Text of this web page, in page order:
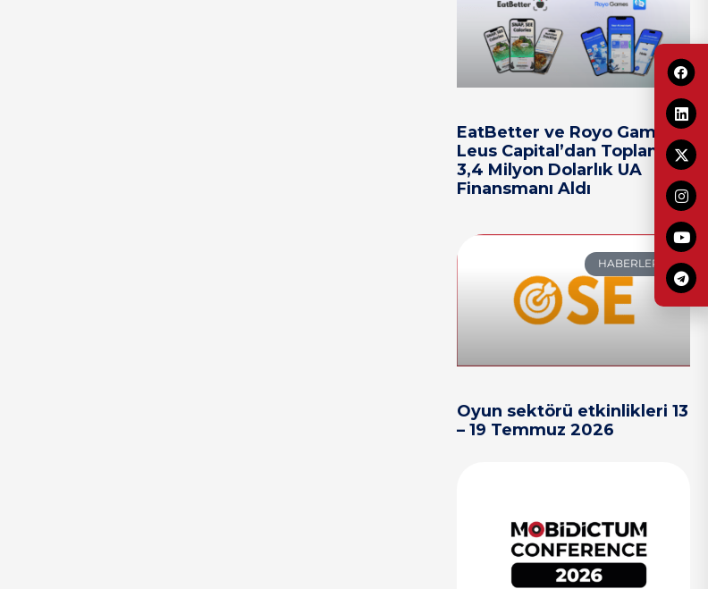
EatBetter ve Royo Games,
Leus Capital’dan Toplam
3,4 Milyon Dolarlık UA
Finansmanı Aldı
HABERLER
Oyun sektörü etkinlikleri 13
– 19 Temmuz 2026